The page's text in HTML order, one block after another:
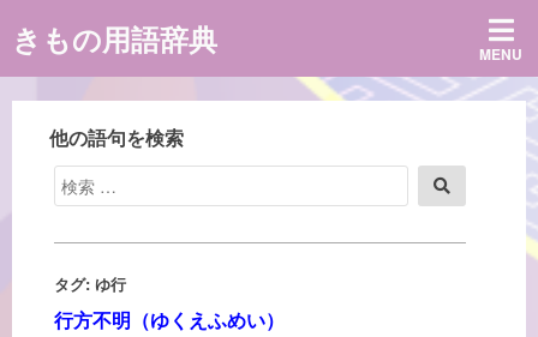
ン
ツ
きもの用語辞典 MENU
他の語句を検索
検
索
象:
索
タグ: ゆ行
行方不明（ゆくえふめい）